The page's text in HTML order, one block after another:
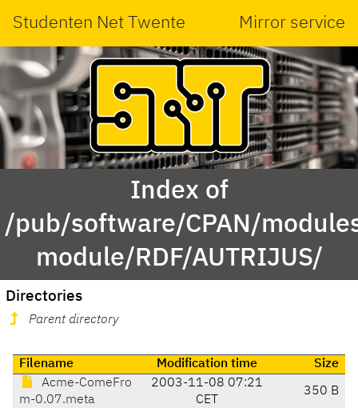
Studenten Net Twente Mirror service
Index of
/pub/software/CPAN/
module/RDF/AUTRIJUS/
Directories
Parent directory
Filename Modification time
Size
Acme-ComeFro
m-0.07.meta
2003-11-08 07:21
CET
350 B